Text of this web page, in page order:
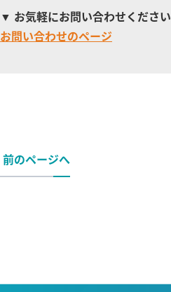
お気軽にお問い合わせください
お問い合わせのページ
前のページへ